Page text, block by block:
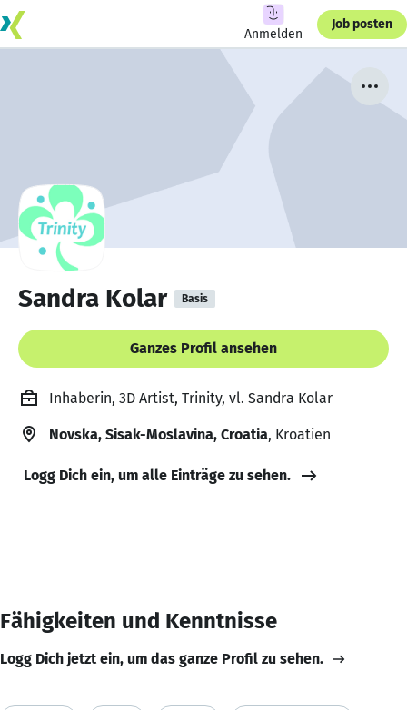
Anmelden
Job posten
Sandra Kolar Basis
Ganzes Profil ansehen
Inhaberin, 3D Artist, Trinity, vl. Sandra Kolar
Novska, Sisak-Moslavina, Croatia, Kroatien
Logg Dich ein, um alle Einträge zu sehen.
Fähigkeiten und Kenntnisse
Logg Dich jetzt ein, um das ganze Profil zu sehen.